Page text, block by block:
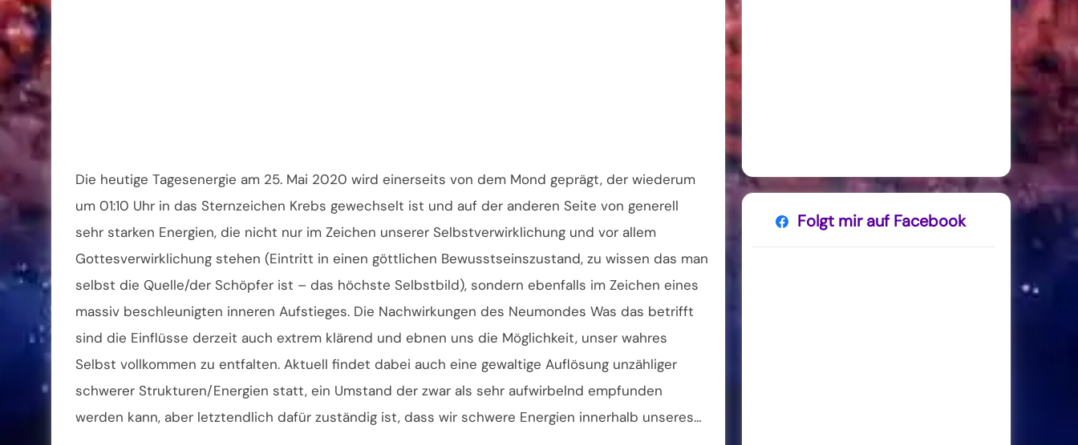
Die heutige Tagesenergie am 25. Mai 2020 wird einerseits von dem Mond geprägt, der wiederum
um 01:10 Uhr in das Sternzeichen Krebs gewechselt ist und auf der anderen Seite von generell
sehr starken Energien, die nicht nur im Zeichen unserer Selbstverwirklichung und vor allem
Gottesverwirklichung stehen (Eintritt in einen göttlichen Bewusstseinszustand, zu wissen das man
selbst die Quelle/der Schöpfer ist – das höchste Selbstbild), sondern ebenfalls im Zeichen eines
massiv beschleunigten inneren Aufstieges. Die Nachwirkungen des Neumondes Was das betrifft
sind die Einflüsse derzeit auch extrem klärend und ebnen uns die Möglichkeit, unser wahres
Selbst vollkommen zu entfalten. Aktuell findet dabei auch eine gewaltige Auflösung unzähliger
schwerer Strukturen/Energien statt, ein Umstand der zwar als sehr aufwirbelnd empfunden
werden kann, aber letztendlich dafür zuständig ist, dass wir schwere Energien innerhalb unseres…
Folgt mir auf Facebook